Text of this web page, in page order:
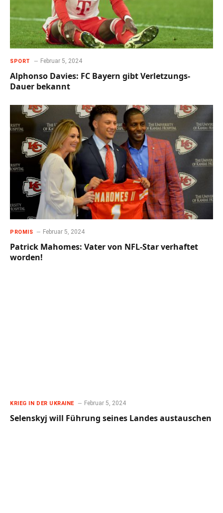
SPORT Februar 5, 2024
Alphonso Davies: FC Bayern gibt Verletzungs-
Dauer bekannt
PROMIS Februar 5, 2024
Patrick Mahomes: Vater von NFL-Star verhaftet
worden!
KRIEG IN DER UKRAINE Februar 5, 2024
Selenskyj will Führung seines Landes austauschen